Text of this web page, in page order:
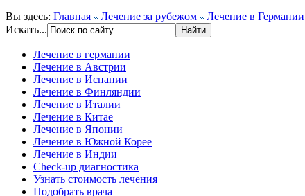
Вы здесь: Главная Лечение за рубежом Лечение в Германии
Искать...
Лечение в германии
Лечение в Австрии
Лечение в Испании
Лечение в Финляндии
Лечение в Италии
Лечение в Китае
Лечение в Японии
Лечение в Южной Корее
Лечение в Индии
Check-up диагностика
Узнать стоимость лечения
Подобрать врача